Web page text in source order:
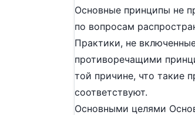
Основные принципы не
по вопросам
Практики, не
противоречащими
той причине, что такие
соответствуют.
Основными целями